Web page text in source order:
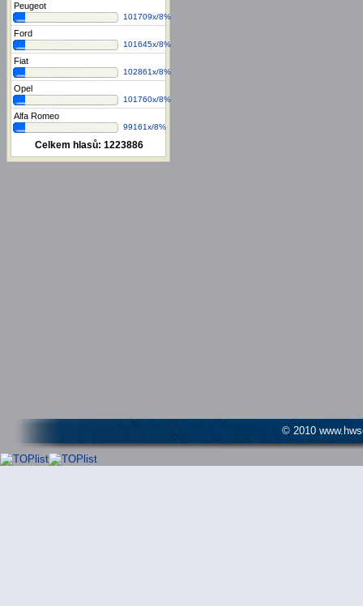
Peugeot
101709x/8%
Ford
101645x/8%
Fiat
102861x/8%
Opel
101760x/8%
Alfa Romeo
99161x/8%
Celkem hlasů: 1223886
© 2010